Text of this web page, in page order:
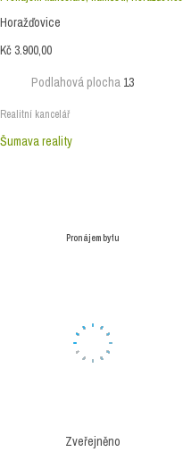
Horažďovice
Kč 3.900,00
Podlahová plocha 13
Realitní kancelář
Šumava reality
Pronájem bytu
Zveřejněno